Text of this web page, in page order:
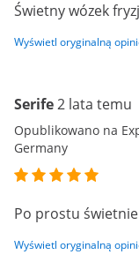
Świetny wózek
Wyświetl oryginalną
Serife2 lata temu
Opublikowano na
Germany
Po prostu świetnie
Wyświetl oryginalną